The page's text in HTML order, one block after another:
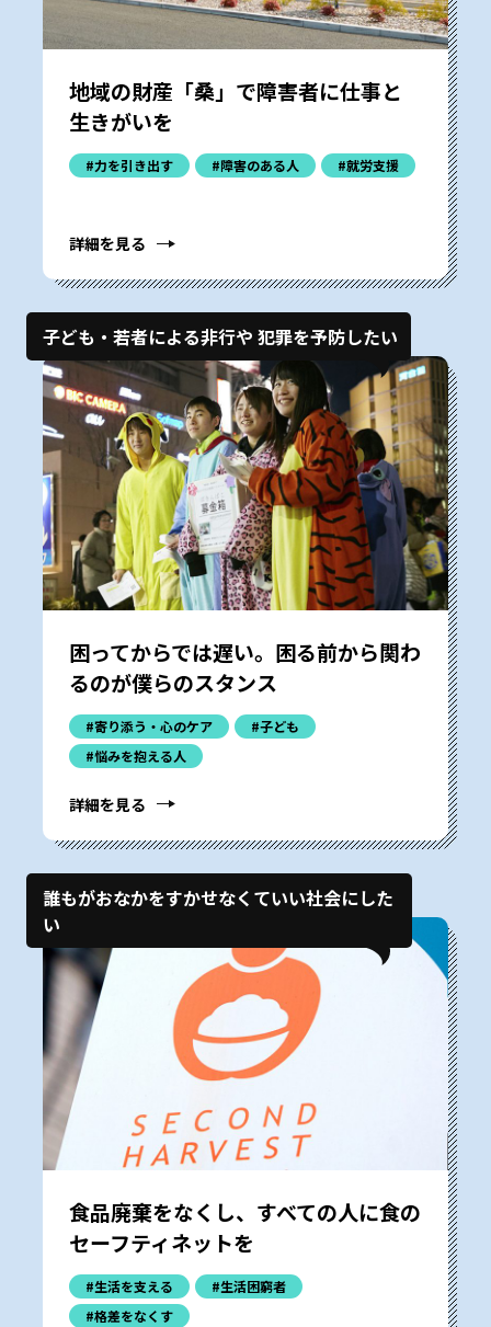
地域の財産「桑」で障害者に仕事と
生きがいを
#力を引き出す #障害のある人 #就労支援
詳細を見る
子ども・若者による非行や 犯罪を予防したい
困ってからでは遅い。困る前から関わ
るのが僕らのスタンス
#寄り添う・心のケア
#子ども
#悩みを抱える人
詳細を見る
誰もがおなかをすかせなくていい社会にした
い
食品廃棄をなくし、すべての人に食の
セーフティネットを
#生活を支える
#生活困窮者
#格差をなくす